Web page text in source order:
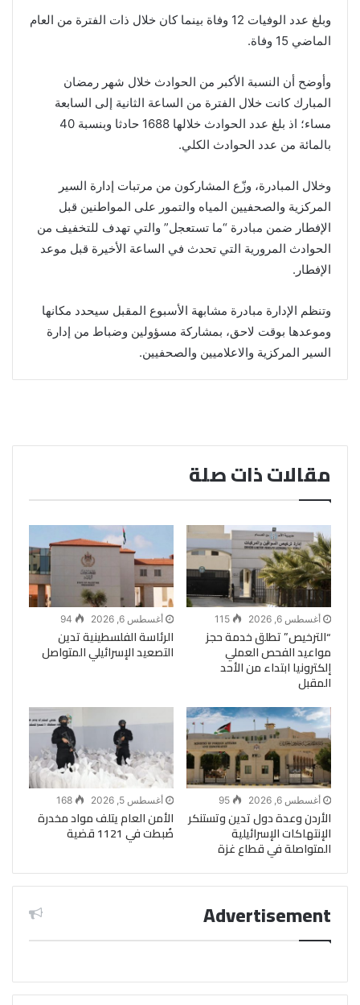
وبلغ عدد الوفيات 12 وفاة بينما كان خلال ذات الفترة من العام
الماضي 15 وفاة.
وأوضح أن النسبة الأكبر من الحوادث خلال شهر رمضان
المبارك كانت خلال الفترة من الساعة الثانية إلى السابعة
مساء؛ اذ بلغ عدد الحوادث خلالها 1688 حادثا وبنسبة 40
بالمائة من عدد الحوادث الكلي.
وخلال المبادرة، وزّع المشاركون من مرتبات إدارة السير
المركزية والصحفيين المياه والتمور على المواطنين قبل
الإفطار ضمن مبادرة “ما تستعجل” والتي تهدف للتخفيف من
الحوادث المرورية التي تحدث في الساعة الأخيرة قبل موعد
الإفطار.
وتنظم الإدارة مبادرة مشابهة الأسبوع المقبل سيحدد مكانها
وموعدها بوقت لاحق، بمشاركة مسؤولين وضباط من إدارة
السير المركزية والاعلاميين والصحفيين.
مقالات ذات صلة
أغسطس 6, 2026 115
“الترخيص” تطلق خدمة حجز
مواعيد الفحص العملي
إلكترونيا ابتداء من الأحد
المقبل
أغسطس 6, 2026 94
الرئاسة الفلسطينية تدين
التصعيد الإسرائيلي المتواصل
أغسطس 6, 2026 95
الأردن وعدة دول تدين وتستنكر
الإنتهاكات الإسرائيلية
المتواصلة في قطاع غزة
أغسطس 5, 2026 168
الأمن العام يتلف مواد مخدرة
ضُبطت في 1121 قضية
Advertisement